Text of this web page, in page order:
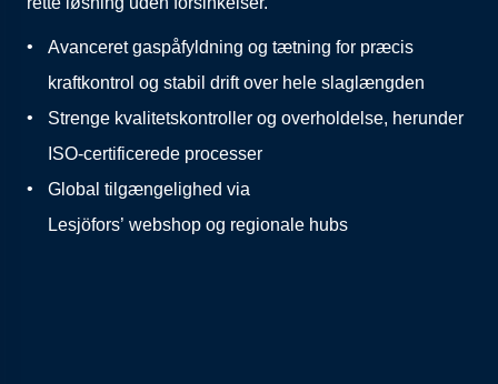
Avanceret gaspåfyldning og tætning for præcis
kraftkontrol og stabil drift over hele slaglængden
Strenge kvalitetskontrollerog overholdelse, herunder
ISO-certificerede processer
Globaltilgængelighed via
Lesjöfors’webshop og regionale hubs